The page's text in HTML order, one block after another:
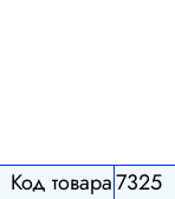
Код товара7325